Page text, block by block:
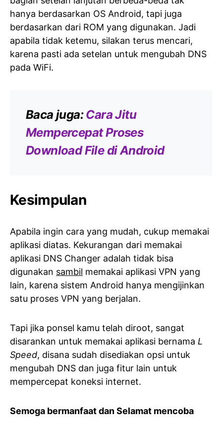
hanya berdasarkan OS Android, tapi juga
berdasarkan dari ROM yang digunakan. Jadi
apabila tidak ketemu, silakan terus mencari,
karena pasti ada setelan untuk mengubah DNS
pada WiFi.
Baca juga:Cara Jitu
Mempercepat Proses
Download File di Android
Kesimpulan
Apabila ingin cara yang mudah, cukup memakai
aplikasi diatas. Kekurangan dari memakai
aplikasi DNS Changer adalah tidak bisa
digunakan sambil memakai aplikasi VPN yang
lain, karena sistem Android hanya mengijinkan
satu proses VPN yang berjalan.
Tapi jika ponsel kamu telah diroot, sangat
disarankan untuk memakai aplikasi bernama L
Speed, disana sudah disediakan opsi untuk
mengubah DNS dan juga fitur lain untuk
mempercepat koneksi internet.
Semoga bermanfaat dan Selamat mencoba